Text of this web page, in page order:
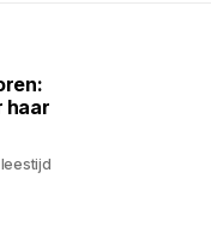
haar
leestijd